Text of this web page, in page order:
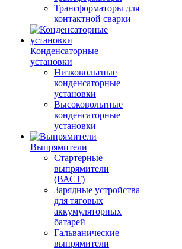
Трансформаторы для
контактной сварки
Конденсаторные
установки
Низковольтные
конденсаторные
установки
Высоковольтные
конденсаторные
установки
Выпрямители
Стартерные
выпрямители
(ВАСТ)
Зарядные устройства
для тяговых
аккумуляторных
батарей
Гальванические
выпрямители